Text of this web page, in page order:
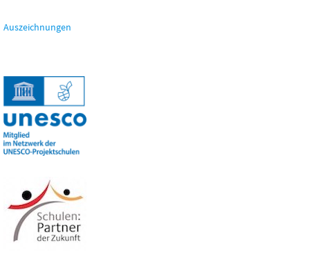
Auszeichnungen